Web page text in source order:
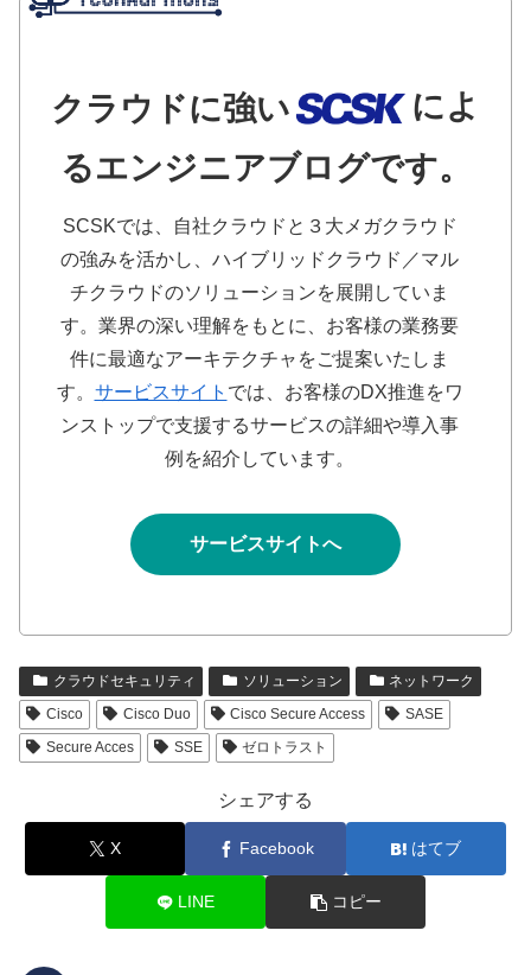
クラウドに強い
によ
るエンジニアブログです。
SCSKでは、自社クラウドと３大メガクラウド
の強みを活かし、ハイブリッドクラウド／マル
チクラウドのソリューションを展開していま
す。業界の深い理解をもとに、お客様の業務要
件に最適なアーキテクチャをご提案いたしま
す。 サービスサイト では、お客様のDX推進をワ
ンストップで支援するサービスの詳細や導入事
例を紹介しています。
サービスサイトへ
クラウドセキュリティ ソリューション
ネットワーク
Cisco
Cisco Duo Cisco Secure Access
SASE
Secure Acces
SSE ゼロトラスト
シェアする
X Facebook はてブ
LINE コピー